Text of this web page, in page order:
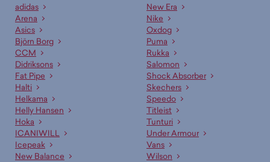
adidas
Arena
Asics
Björn Borg
CCM
Didriksons
Fat Pipe
Halti
Helkama
Helly Hansen
Hoka
ICANIWILL
Icepeak
New Balance
New Era
Nike
Oxdog
Puma
Rukka
Salomon
Shock Absorber
Skechers
Speedo
Titleist
Tunturi
Under Armour
Vans
Wilson